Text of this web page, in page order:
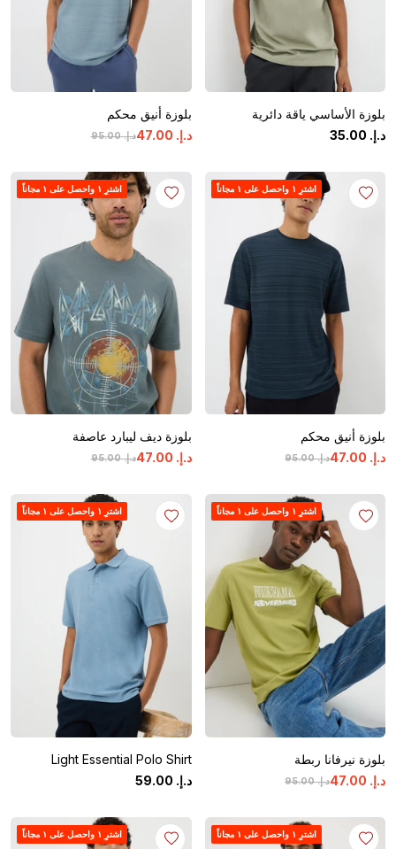
بلوزة الأساسي ياقة دائرية
د.إ.
35.00
بلوزة أنيق محكم
د.إ.‏
95.00 د.إ. 47.00
اشترِ ١ واحصل على ١ مجاناً
بلوزة أنيق محكم
د.إ.‏
95.00 د.إ. 47.00
اشترِ ١ واحصل على ١ مجاناً
بلوزة ديف ليبارد عاصفة
د.إ.‏
95.00 د.إ. 47.00
اشترِ ١ واحصل على ١ مجاناً
بلوزة نيرفانا ربطة
د.إ.‏
95.00 د.إ. 47.00
اشترِ ١ واحصل على ١ مجاناً
Light Essential Polo Shirt
د.إ.
59.00
اشترِ ١ واحصل على ١ مجاناً اشترِ ١ واحصل على ١ مجاناً